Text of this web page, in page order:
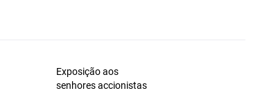
Exposição aos
senhores accionistas